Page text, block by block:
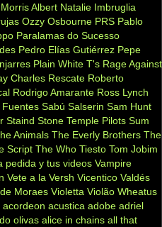
Morris Albert Natalie Imbruglia
Ozzy Osbourne PRS Pablo
Paralamas do Sucesso
Pedro Elías Gutiérrez Pepe
Plain White T's Rage Against
Charles Rescate Roberto
Rodrigo Amarante Ross Lynch
Fuentes Sabú Salserin Sam Hunt
Staind Stone Temple Pilots Sum
Animals The Everly Brothers The
Script The Who Tiesto Tom Jobim
pedida y tus videos Vampire
Vete a la Versh Vicentico Valdés
Moraes Violetta Violão Wheatus
acordeon acustica adobe adriel
olivas alice in chains all that